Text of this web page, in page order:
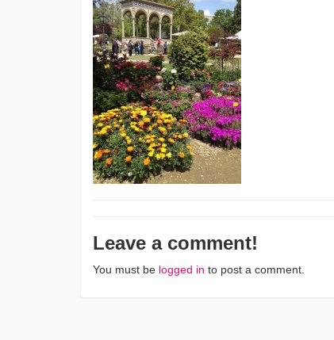
Leave a comment!
You must be logged in to post a comment.